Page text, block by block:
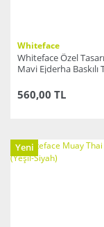
Whiteface
Whiteface Özel
Mavi Ejderha Baskılı
560,00 TL
Yeni